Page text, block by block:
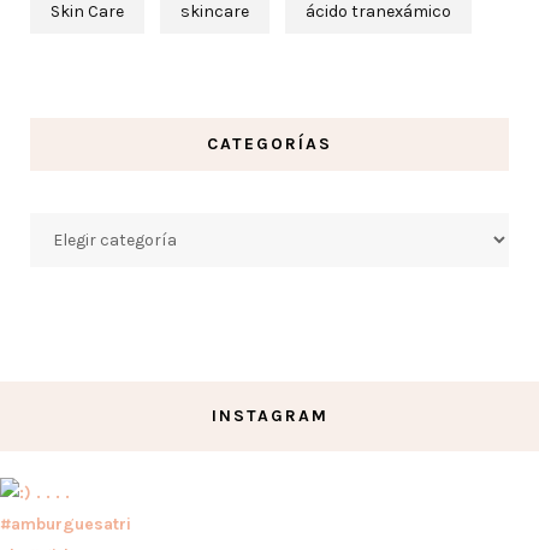
Skin Care skincare ácido tranexámico
CATEGORÍAS
INSTAGRAM